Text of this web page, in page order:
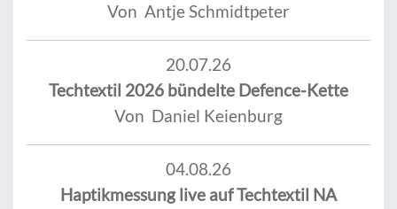
Von Antje Schmidtpeter
20.07.26
Techtextil 2026 bündelte Defence-Kette
Von Daniel Keienburg
04.08.26
Haptikmessung live auf Techtextil NA